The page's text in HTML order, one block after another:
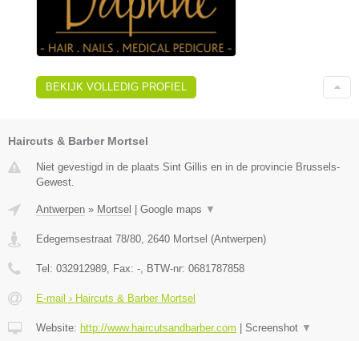
BEKIJK VOLLEDIG PROFIEL
Haircuts & Barber Mortsel
Niet gevestigd in de plaats Sint Gillis en in de provincie Brussels-
Gewest.
Antwerpen » Mortsel Google maps ▼
Edegemsestraat 78/80, 2640 Mortsel (Antwerpen)
Tel: 032912989, Fax: -, BTW-nr: 0681787858
E-mail › Haircuts & Barber Mortsel
Website: http://www.haircutsandbarber.com Screenshot ▼